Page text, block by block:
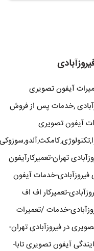
آیفون تصویری
,خدمات پس از فروش
آیفون تصویری
تهران-تعمیرکارآیفون
فیروزآبادی-خدمات آیفون
تعمیرکار اف اف
خدمات /تعمیرات
در فیروزآبادی تهران-
آیفون تصویری تابا-